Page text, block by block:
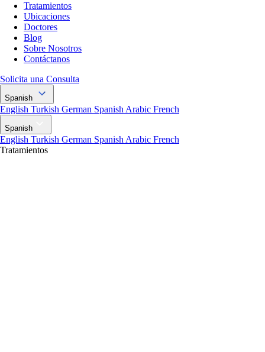
Tratamientos
Ubicaciones
Doctores
Blog
Sobre Nosotros
Contáctanos
Solicita una Consulta
Spanish
English Turkish German Spanish Arabic French
Spanish
English Turkish German Spanish Arabic French
Tratamientos